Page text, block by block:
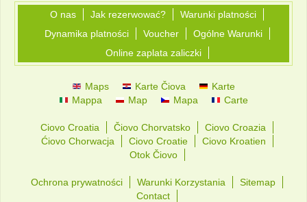
O nas Jak rezerwować?
Warunki platności
Dynamika platności
Voucher
Ogólne Warunki
Online zaplata zaliczki
Maps Karte Čiova
Karte
Mappa
Map Mapa Carte
Ciovo Croatia Čiovo Chorvatsko
Ciovo Croazia
Ćiovo Chorwacja
Ciovo Croatie
Ciovo Kroatien
Otok Čiovo
Ochrona prywatności Warunki Korzystania
Sitemap
Contact